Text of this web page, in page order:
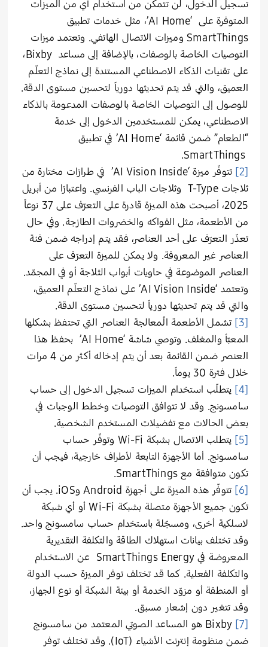
تسجيل الدخول، لن تتمكن من استخدام أي من الميزات
المتوفرة على ‘AI Home’، مثل خدمات تطبيق
SmartThings وميزات الاتصال الهاتفي. وتعتمد ميزات
التوصيات الخاصة بالوصفات، بالإضافة إلى مساعد Bixby،
على تقنيات الذكاء الاصطناعي المستندة إلى نماذج التعلّم
العميق، والتي قد يتم تحديثها دورياً لتحسين مستوى الدقة.
للوصول إلى التوصيات الخاصة بالوصفات المدعومة بالذكاء
الاصطناعي، يمكن للمستخدمين الدخول إلى خدمة
“الطعام” ضمن قائمة ‘AI Home’ في تطبيق
SmartThings.
[2]
تتوفّر ميزة ‘AI Vision Inside’ في طرازات مختارة من
ثلاجات T-Type وثلاجات الباب الفرنسي. واعتبارًا من أبريل
2025، أصبحت هذه الميزة قادرة على التعرّف على 37 نوعاً
من الأطعمة، مثل الفواكه والخضروات الطازجة. وفي حال
تعذّر التعرّف على أحد العناصر، فقد يتم إدراجه ضمن فئة
العناصر غير المعروفة. ولا يمكن للميزة التعرّف على
العناصر الموضوعة في حاويات أبواب الثلاجة أو في المجمّد.
وتعتمد ‘AI Vision Inside’ على نماذج التعلّم العميق،
والتي قد يتم تحديثها دورياً لتحسين مستوى الدقة.
[3]
تشمل الأطعمة المُعالجة العناصر التي تحتفظ بشكلها
المعبّأ والمغلف. وتوصي شاشة ‘AI Home’ بحفظ هذا
العنصر ضمن القائمة بعد أن يتم إدخاله أكثر من 4 مرات
خلال فترة 30 يوماً.
[4]
يتطلّب استخدام الميزات تسجيل الدخول إلى حساب
سامسونج. وقد لا تتوافق التوصيات وخطط الوجبات في
بعض الحالات مع تفضيلات المستخدم الشخصية.
[5]
يتطلب الاتصال بشبكة Wi-Fi وتوفّر حساب
سامسونج. أما الأجهزة التابعة لأطراف خارجية، فيجب أن
تكون متوافقة مع SmartThings.
[6]
تتوفّر هذه الميزة على أجهزة Android وiOS. يجب أن
تكون جميع الأجهزة متصلة بشبكة Wi-Fi أو أي شبكة
لاسلكية أخرى، ومسجّلة باستخدام حساب سامسونج واحد.
وقد تختلف بيانات استهلاك الطاقة والتكلفة التقديرية
المعروضة في SmartThings Energy عن الاستخدام
والتكلفة الفعلية. كما قد تختلف توفر الميزة حسب الدولة
أو المنطقة أو مزوّد الخدمة أو بيئة الشبكة أو نوع الجهاز،
وقد تتغير دون إشعار مسبق.
[7]
Bixby هو المساعد الصوتي المعتمد من سامسونج
ضمن منظومة إنترنت الأشياء (IoT). وقد تختلف توفر